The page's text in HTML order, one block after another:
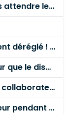
les équipes
de
des
ESN qui paient en fin de mois sans attendre le paiement client ?
Le marché de l'IT est complètement déréglé ! STOP à cette mascarade ! Il faut s'unir et résister !
Est-ce que le marché est aussi dur que le disent les commerciaux ?
aide changement statut conjoint collaborateur
Mixer portage et auto entrepreneur pendant des années - quel risque ?